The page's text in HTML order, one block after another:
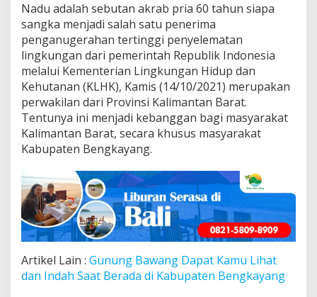
Nadu adalah sebutan akrab pria 60 tahun siapa
sangka menjadi salah satu penerima
penganugerahan tertinggi penyelematan
lingkungan dari pemerintah Republik Indonesia
melalui Kementerian Lingkungan Hidup dan
Kehutanan (KLHK), Kamis (14/10/2021) merupakan
perwakilan dari Provinsi Kalimantan Barat.
Tentunya ini menjadi kebanggan bagi masyarakat
Kalimantan Barat, secara khusus masyarakat
Kabupaten Bengkayang.
Artikel Lain : Gunung Bawang Dapat Kamu Lihat
dan Indah Saat Berada di Kabupaten Bengkayang